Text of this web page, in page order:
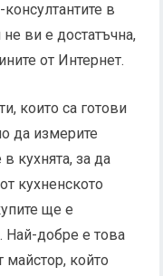
в
ви е достатъчна,
от Интернет.
които са готови
да измерите
в кухнята, за да
кухненското
ще е
Най-добре е това
който